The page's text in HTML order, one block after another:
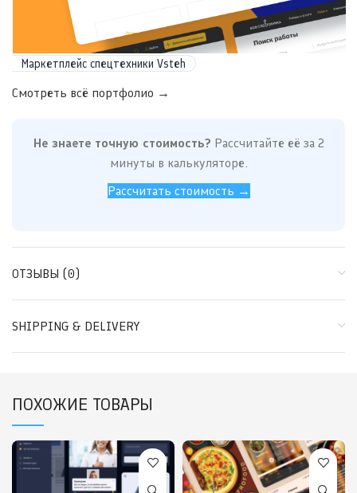
Маркетплейс спецтехники Vsteh
Смотреть всё портфолио →
Не знаете точную стоимость? Рассчитайте её за 2
минуты в калькуляторе.
Рассчитать стоимость →
ОТЗЫВЫ (0)
SHIPPING & DELIVERY
ПОХОЖИЕ ТОВАРЫ